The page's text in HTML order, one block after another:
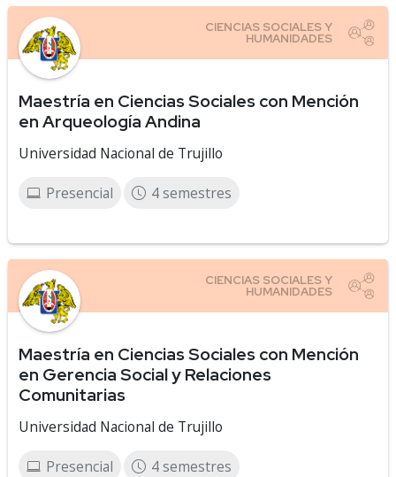
Maestría en Ciencias Sociales con Mención
en Arqueología Andina
Universidad Nacional de Trujillo
Presencial 4 semestres
Maestría en Ciencias Sociales con Mención
en Gerencia Social y Relaciones
Comunitarias
Universidad Nacional de Trujillo
Presencial 4 semestres